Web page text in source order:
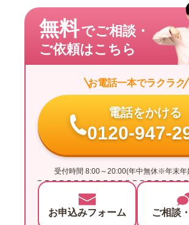
無料でご相談・
ご依頼はこちら
お電話一本でラクラク
電話をかける
0120-947-
受付時間 8:00～20:00(年中無休※年末年
お申込みフォーム ご相談